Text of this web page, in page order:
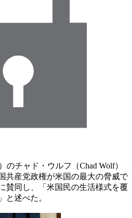
チャド・ウルフ（Chad Wolf）
共産党政権が米国の最大の脅威で
賛同し、「米国民の生活様式を覆
と述べた。